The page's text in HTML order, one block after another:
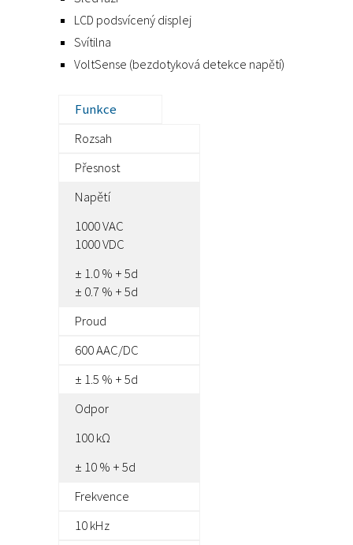
LCD podsvícený displej
Svítilna
VoltSense (bezdotyková detekce napětí)
Funkce
Rozsah
Přesnost
Napětí
1000 VAC
1000 VDC
± 1.0 % + 5d
± 0.7 % + 5d
Proud
600 AAC/DC
± 1.5 % + 5d
Odpor
100 kΩ
± 10 % + 5d
Frekvence
10 kHz